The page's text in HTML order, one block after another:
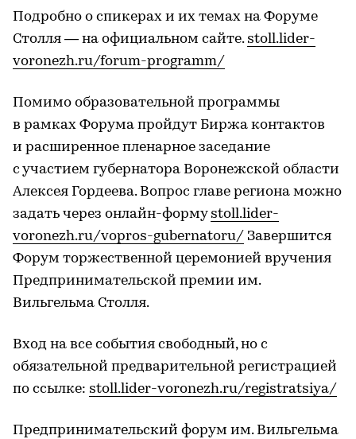
Подробно о спикерах и их темах на Форуме
Столля — на официальном сайте. stoll.lider-
voronezh.ru/forum-programm/
Помимо образовательной программы
в рамках Форума пройдут Биржа контактов
и расширенное пленарное заседание
с участием губернатора Воронежской области
Алексея Гордеева. Вопрос главе региона можно
задать через онлайн-форму stoll.lider-
voronezh.ru/vopros-gubernatoru/ Завершится
Форум торжественной церемонией вручения
Предпринимательской премии им.
Вильгельма Столля.
Вход на все события свободный, но с
обязательной предварительной регистрацией
по ссылке: stoll.lider-voronezh.ru/registratsiya/
Предпринимательский форум им. Вильгельма